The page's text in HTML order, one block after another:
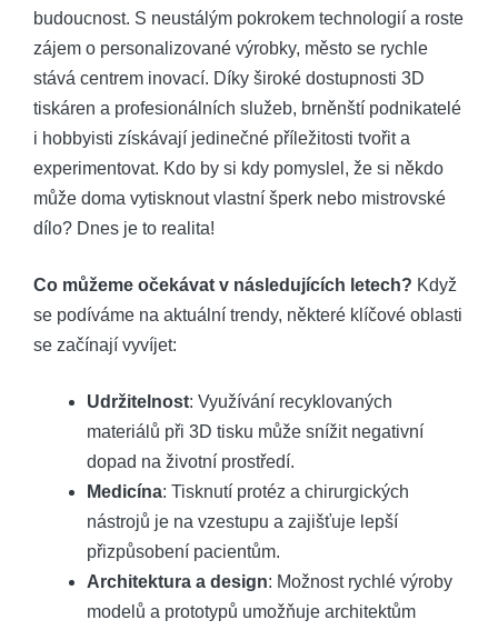
budoucnost. S neustálým pokrokem technologií a roste
zájem o personalizované výrobky, město se rychle
stává centrem inovací. Díky široké dostupnosti 3D
tiskáren a profesionálních služeb, brněnští podnikatelé
i hobbyisti získávají jedinečné příležitosti tvořit a
experimentovat. Kdo by si kdy pomyslel, že si někdo
může doma vytisknout vlastní šperk nebo mistrovské
dílo? Dnes je to realita!
Co můžeme očekávat v následujících letech? Když
se podíváme na aktuální trendy, některé klíčové oblasti
se začínají vyvíjet:
Udržitelnost: Využívání recyklovaných
materiálů při 3D tisku může snížit negativní
dopad na životní prostředí.
Medicína: Tisknutí protéz a chirurgických
nástrojů je na vzestupu a zajišťuje lepší
přizpůsobení pacientům.
Architektura a design: Možnost rychlé výroby
modelů a prototypů umožňuje architektům